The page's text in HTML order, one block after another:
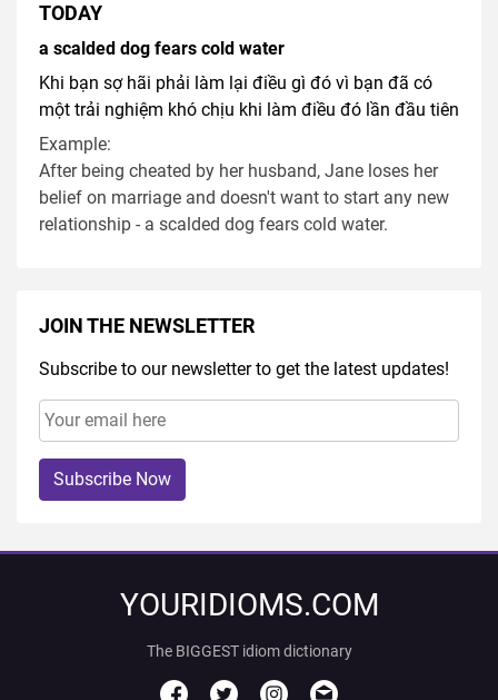
TODAY
a scalded dog fears cold water
Khi bạn sợ hãi phải làm lại điều gì đó vì bạn đã có
một trải nghiệm khó chịu khi làm điều đó lần đầu tiên
Example:
After being cheated by her husband, Jane loses her
belief on marriage and doesn't want to start any new
relationship - a scalded dog fears cold water.
JOIN THE NEWSLETTER
Subscribe to our newsletter to get the latest updates!
Subscribe Now
YOURIDIOMS.COM
The BIGGEST idiom dictionary